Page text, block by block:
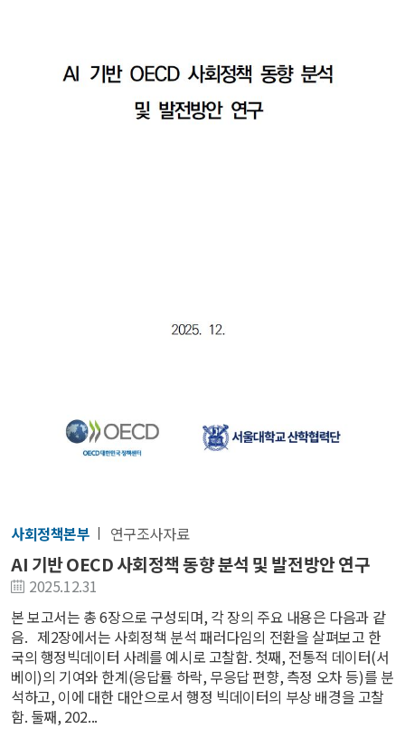
사회정책본부 연구조사자료
AI 기반 OECD 사회정책 동향 분석 및 발전방안 연구
2025.12.31
본 보고서는 총 6장으로 구성되며, 각 장의 주요 내용은 다음과 같
음. 제2장에서는 사회정책 분석 패러다임의 전환을 살펴보고 한
국의 행정빅데이터 사례를 예시로 고찰함. 첫째, 전통적 데이터(서
베이)의 기여와 한계(응답률 하락, 무응답 편향, 측정 오차 등)를 분
석하고, 이에 대한 대안으로서 행정 빅데이터의 부상 배경을 고찰
함. 둘째, 202...